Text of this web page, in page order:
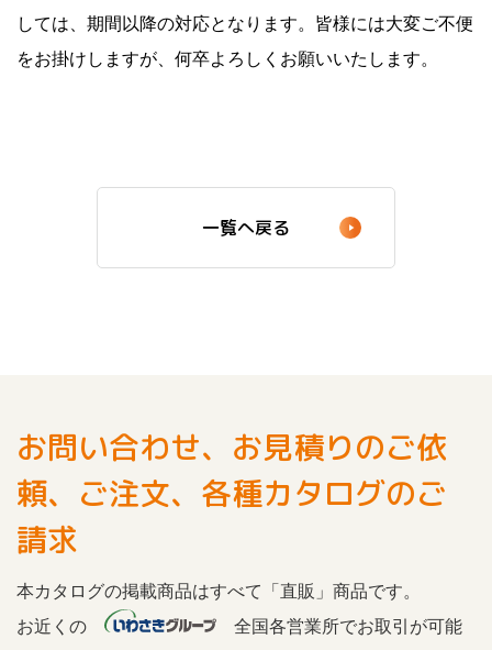
しては、期間以降の対応となります。皆様には大変ご不便
をお掛けしますが、何卒よろしくお願いいたします。
一覧へ戻る
お問い合わせ、お見積りのご依
頼、ご注文、各種カタログのご
請求
本カタログの掲載商品はすべて「直販」商品です。
お近くの
全国各営業所でお取引が可能